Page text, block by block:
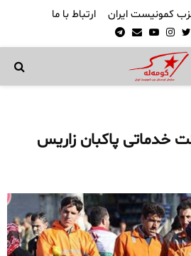
کمونیست ایران ارتباط با ما
Twitter
Instagram
Youtube
Email
Telegram
خدماتی پاکبان زاریس